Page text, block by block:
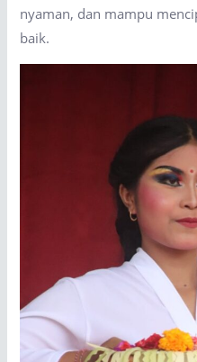
nyaman, dan mampu
baik.